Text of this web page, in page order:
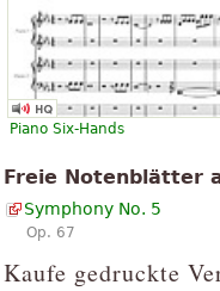
Piano Six-Hands
Freie Notenblätter
Symphony No. 5
Op. 67
Kaufe gedruckte